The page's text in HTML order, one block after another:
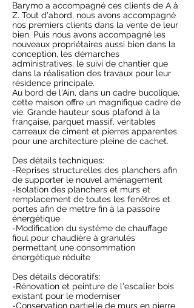
Barymo a accompagné ces clients de A à
Z. Tout d'abord, nous avons accompagné
nos premiers clients dans la vente de leur
bien. Puis nous avons accompagné les
nouveaux propriétaires aussi bien dans la
conception, les démarches
administratives, le suivi de chantier que
dans la réalisation des travaux pour leur
résidence principale.
Au bord de l'Ain, dans un cadre bucolique,
cette maison offre un magnifique cadre de
vie. Grande hauteur sous plafond à la
française, parquet massif, véritables
carreaux de ciment et pierres apparentes
pour une architecture pleine de cachet.
Des détails techniques:
-Reprises structurelles des planchers afin
de supporter le nouvel aménagement
-Isolation des planchers et murs et
remplacement de toutes les fenêtres et
portes afin de mettre fin à la passoire
énergétique
-Modification du système de chauffage
fioul pour chaudière à granulés
permettant une consommation
énergétique réduite
Des détails décoratifs:
-Rénovation et peinture de l'escalier bois
existant pour le moderniser
-Conservation partielle de murs en pierre